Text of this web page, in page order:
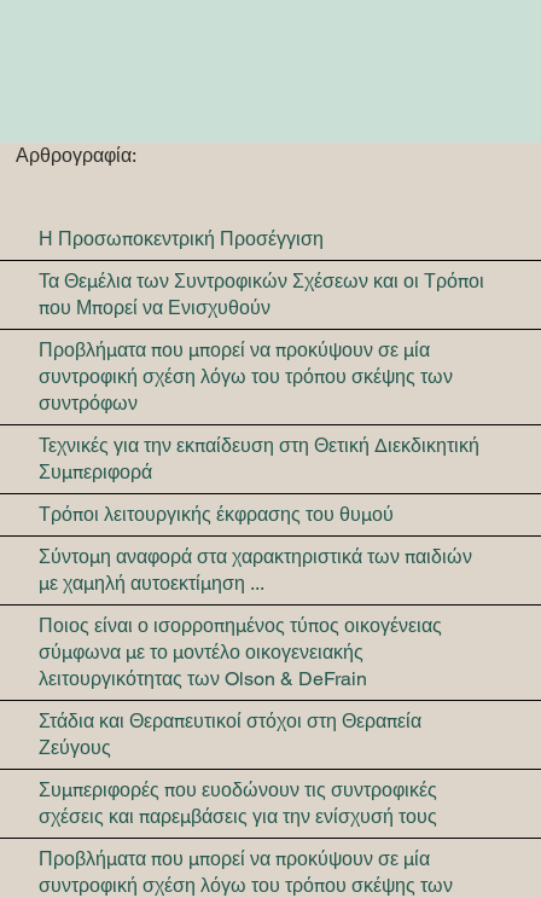
Η Προσωποκεντρική Προσέγγιση
Τα Θεμέλια των Συντροφικών Σχέσεων και οι Τρόποι
που Μπορεί να Ενισχυθούν
Προβλήματα που μπορεί να προκύψουν σε μία
συντροφική σχέση λόγω του τρόπου σκέψης των
συντρόφων
Τεχνικές για την εκπαίδευση στη Θετική Διεκδικητική
Συμπεριφορά
Τρόποι λειτουργικής έκφρασης του θυμού
Σύντομη αναφορά στα χαρακτηριστικά των παιδιών
με χαμηλή αυτοεκτίμηση ...
Ποιος είναι ο ισορροπημένος τύπος οικογένειας
σύμφωνα με το μοντέλο οικογενειακής
λειτουργικότητας των Olson & DeFrain
Στάδια και Θεραπευτικοί στόχοι στη Θεραπεία
Ζεύγους
Συμπεριφορές που ευοδώνουν τις συντροφικές
σχέσεις και παρεμβάσεις για την ενίσχυσή τους
Προβλήματα που μπορεί να προκύψουν σε μία
συντροφική σχέση λόγω του τρόπου σκέψης των
Αρθρογραφία: